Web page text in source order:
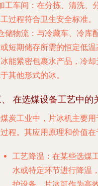
工车间 ：在分拣、清洗、
过程符合卫生安全标准。
储物流 ：与冷藏车、冷库
短期储存所需的恒定低温
能紧密包裹水产品，冷
其他形式的冰。
在选煤设备工艺中的
炭工业中，片冰机主要用
程。其应用原理和价值在
工艺降温 ：在某些选煤
水或特定环节进行降温